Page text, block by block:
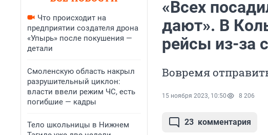
Что происходит на
предприятии создателя дрона
«Упырь» после покушения —
детали
Смоленскую область накрыл
разрушительный циклон:
власти ввели режим ЧС, есть
погибшие — кадры
Тело школьницы в Нижнем
«Всех
дают». В
рейсы из-за
Вовремя
15 ноября 2023, 10:50 8 206
23 комментария